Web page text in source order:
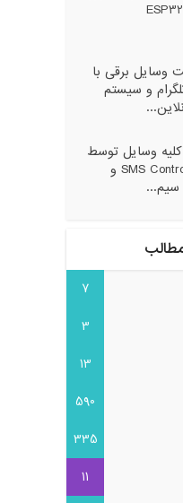
وسایل برقی با
و سیستم
وسایل توسط
مدار SMS Control و
سیم...
7
3
13
590
335
11